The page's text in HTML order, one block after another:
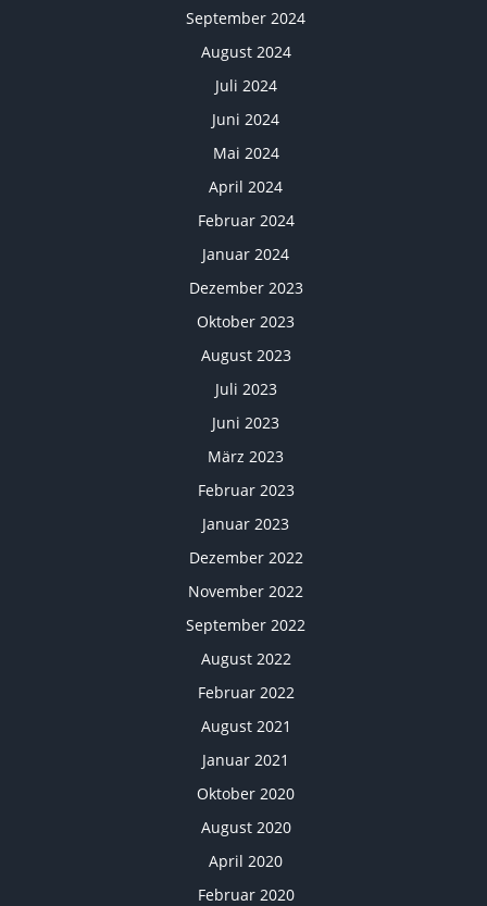
September 2024
August 2024
Juli 2024
Juni 2024
Mai 2024
April 2024
Februar 2024
Januar 2024
Dezember 2023
Oktober 2023
August 2023
Juli 2023
Juni 2023
März 2023
Februar 2023
Januar 2023
Dezember 2022
November 2022
September 2022
August 2022
Februar 2022
August 2021
Januar 2021
Oktober 2020
August 2020
April 2020
Februar 2020